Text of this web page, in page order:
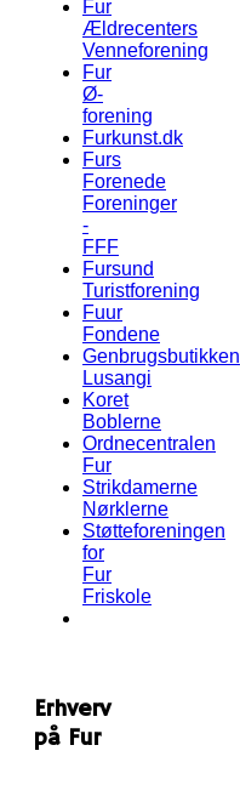
Fur
Ældrecenters
Venneforening
Fur
Ø-
forening
Furkunst.dk
Furs
Forenede
Foreninger
-
FFF
Fursund
Turistforening
Fuur
Fondene
Genbrugsbutikken
Lusangi
Koret
Boblerne
Ordnecentralen
Fur
Strikdamerne
Nørklerne
Støtteforeningen
for
Fur
Friskole
Erhverv
på Fur